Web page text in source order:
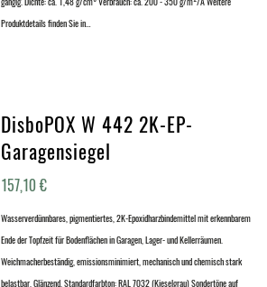
Produktdetails finden Sie in…
DisboPOX W 442 2K-EP-
Garagensiegel
157,10€
Wasserverdünnbares, pigmentiertes, 2K-Epoxidharzbindemittel mit erkennbarem
Ende der Topfzeit für Bodenflächen in Garagen, Lager- und Kellerräumen.
Weichmacherbeständig, emissionsminimiert, mechanisch und chemisch stark
belastbar. Glänzend. Standardfarbton: RAL 7032 (Kieselgrau) Sondertöne auf